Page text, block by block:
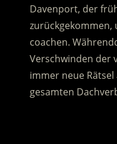
Davenport, der
zurückgekommen,
coachen.
Verschwinden der
immer neue
gesamten